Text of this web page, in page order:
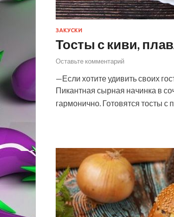
ЗАКУСКИ
Тосты с киви,
Оставьте комментарий
—Если хотите удивить своих
Пикантная сырная начинка в
гармонично. Готовятся тосты